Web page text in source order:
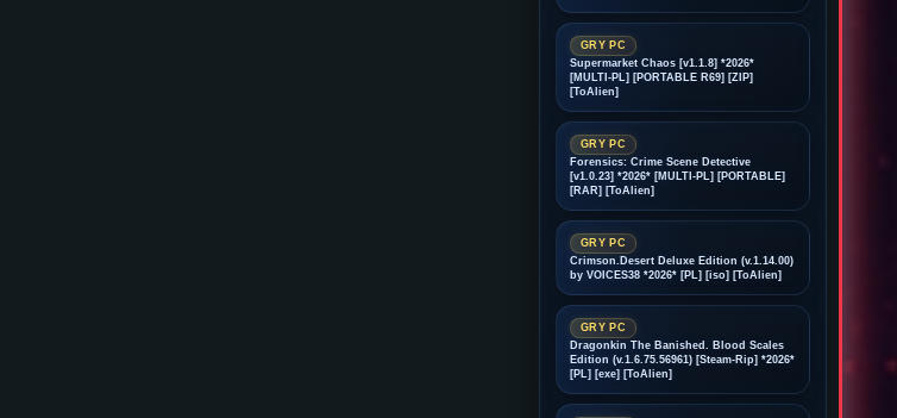
GRY PC
Supermarket Chaos [v1.1.8] *2026*
[MULTI-PL] [PORTABLE R69] [ZIP]
[ToAlien]
GRY PC
Forensics: Crime Scene Detective
[v1.0.23] *2026* [MULTI-PL] [PORTABLE]
[RAR] [ToAlien]
GRY PC
Crimson.Desert Deluxe Edition (v.1.14.00)
by VOICES38 *2026* [PL] [iso] [ToAlien]
GRY PC
Dragonkin The Banished. Blood Scales
Edition (v.1.6.75.56961) [Steam-Rip] *2026*
[PL] [exe] [ToAlien]